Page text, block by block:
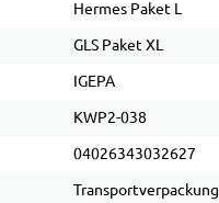
Hermes Paket L
GLS Paket XL
IGEPA
KWP2-038
04026343032627
Transportverpackung